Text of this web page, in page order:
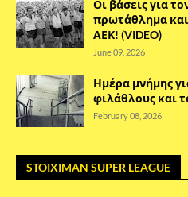
Οι βάσεις για
πρωτάθλημα
ΑΕΚ! (VIDEO)
June 09, 2026
Ημέρα μνήμης
φιλάθλους και
February 08, 2026
STOIXIMAN SUPER LEAGUE